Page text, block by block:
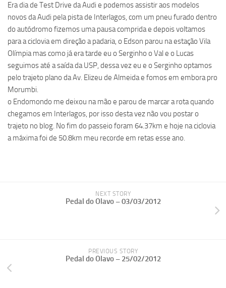
Era dia de Test Drive da Audi e podemos assistir aos modelos
novos da Audi pela pista de Interlagos, com um pneu furado dentro
do autódromo fizemos uma pausa comprida e depois voltamos
para a ciclovia em direção a padaria, o Edson parou na estação Vila
Olímpia mas como já era tarde eu o Serginho o Val e o Lucas
seguimos até a saída da USP, dessa vez eu e o Serginho optamos
pelo trajeto plano da Av. Elizeu de Almeida e fomos em embora pro
Morumbi.
o Endomondo me deixou na mão e parou de marcar a rota quando
chegamos em Interlagos, por isso desta vez não vou postar o
trajeto no blog. No fim do passeio foram 64.37km e hoje na ciclovia
a máxima foi de 50.8km meu recorde em retas esse ano.
NEXT STORY
Pedal do Olavo – 03/03/2012
PREVIOUS STORY
Pedal do Olavo – 25/02/2012